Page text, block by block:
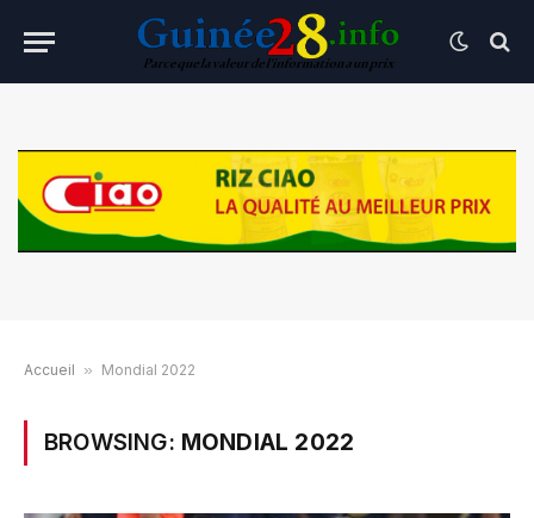
Accueil » Mondial 2022
BROWSING: MONDIAL 2022